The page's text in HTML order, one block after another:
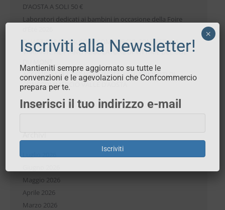
D’AOSTA A SOLI 50 €
Laboratori dedicati ai bambini in occasione della Foire
QUARTIERE DORA: CONFCOMMERCIO CONTESTA LA
VARIANTE AL PIANO REGOLATORE DI VITTIME DEL COL
ACCORDO SULLA STAGIONALITÀ: I CHIARIMENTI DI
CONFCOMMERCIO VALLE D’AOSTA
Archivi
Maggio 2026
Aprile 2026
Marzo 2026
Iscriviti alla Newsletter!
Mantieniti sempre aggiornato su tutte le
convenzioni e le agevolazioni che Confcommercio
prepara per te.
Inserisci il tuo indirizzo e-mail
Iscriviti
×